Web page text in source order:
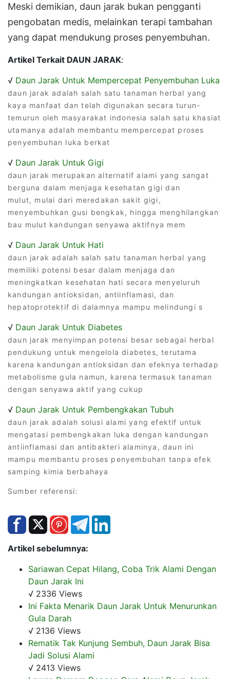
Meski demikian, daun jarak bukan pengganti
pengobatan medis, melainkan terapi tambahan
yang dapat mendukung proses penyembuhan.
Artikel Terkait DAUN JARAK:
√ Daun Jarak Untuk Mempercepat Penyembuhan Luka
daun jarak adalah salah satu tanaman herbal yang
kaya manfaat dan telah digunakan secara turun-
temurun oleh masyarakat indonesia salah satu khasiat
utamanya adalah membantu mempercepat proses
penyembuhan luka berkat
√ Daun Jarak Untuk Gigi
daun jarak merupakan alternatif alami yang sangat
berguna dalam menjaga kesehatan gigi dan
mulut, mulai dari meredakan sakit gigi,
menyembuhkan gusi bengkak, hingga menghilangkan
bau mulut kandungan senyawa aktifnya mem
√ Daun Jarak Untuk Hati
daun jarak adalah salah satu tanaman herbal yang
memiliki potensi besar dalam menjaga dan
meningkatkan kesehatan hati secara menyeluruh
kandungan antioksidan, antiinflamasi, dan
hepatoprotektif di dalamnya mampu melindungi s
√ Daun Jarak Untuk Diabetes
daun jarak menyimpan potensi besar sebagai herbal
pendukung untuk mengelola diabetes, terutama
karena kandungan antioksidan dan efeknya terhadap
metabolisme gula namun, karena termasuk tanaman
dengan senyawa aktif yang cukup
√ Daun Jarak Untuk Pembengkakan Tubuh
daun jarak adalah solusi alami yang efektif untuk
mengatasi pembengkakan luka dengan kandungan
antiinflamasi dan antibakteri alaminya, daun ini
mampu membantu proses penyembuhan tanpa efek
samping kimia berbahaya
Sumber referensi:
Artikel sebelumnya:
Sariawan Cepat Hilang, Coba Trik Alami Dengan
Daun Jarak Ini
√ 2336 Views
Ini Fakta Menarik Daun Jarak Untuk Menurunkan
Gula Darah
√ 2136 Views
Rematik Tak Kunjung Sembuh, Daun Jarak Bisa
Jadi Solusi Alami
√ 2413 Views